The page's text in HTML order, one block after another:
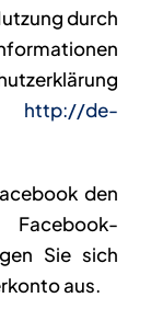
durch
http://de-
den
Sie sich
aus.